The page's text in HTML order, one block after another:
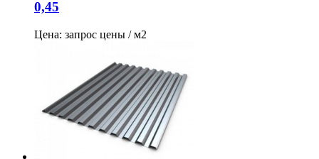
0,45
Цена: запрос цены / м2